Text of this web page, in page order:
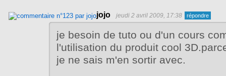
jojo jeudi 2 avril 2009, 17:38
je besoin de tuto ou d'un cours
l'utilisation du produit cool
je ne sais m'en sortir avec.